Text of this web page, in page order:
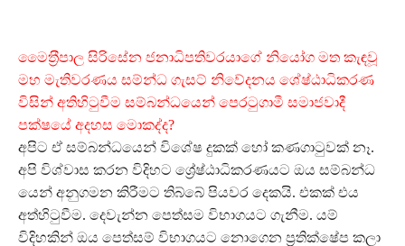
මෛත‍්‍රීපාල සිරිසේන ජනාධිපතිවරයාගේ නියෝග මත කැඳවූ
මහ මැතිවරණය සම්න්ධ ගැසට් නිවේදනය ශේෂ්ඨාධිකරණ
විසින් අතිහිටුවීම සම්බන්ධයෙන් පෙරටුගාමී සමාජවාදී
පක්ෂයේ අදහස මොකද්ද?
අපිට ඒ සම්බන්ධයෙන් විශේෂ දුකක් හෝ කණගාටුවක් නෑ.
අපි විශ්වාස කරන විදිහට ශ්‍රේෂ්ඨාධිකරණයට ඔය සම්බන්ධ
යෙන් අනුගමන කිරීමට තිබ්බේ පියවර දෙකයි. එකක් එය
අත්හිටුවීම. දෙවැන්න පෙත්සම විභාගයට ගැනීම. යම්
විදිහකින් ඔය පෙත්සම් විභාගයට නොගෙන ප‍්‍රතික්ෂේප කලා